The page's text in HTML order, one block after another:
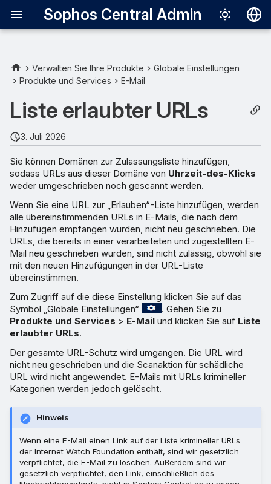
Sophos Central Admin
English
한국어
中文（繁體）
URLs hinzufügen
URLs löschen
Verwalten Sie Ihre Produkte
Globale Einstellungen
Produkte und Services
E-Mail
Liste erlaubter URLs
3. Juli 2026
Sie können Domänen zur Zulassungsliste hinzufügen,
sodass URLs aus dieser Domäne von Uhrzeit-des-Klicks
weder umgeschrieben noch gescannt werden.
Wenn Sie eine URL zur „Erlauben“-Liste hinzufügen, werden
alle übereinstimmenden URLs in E-Mails, die nach dem
Hinzufügen empfangen wurden, nicht neu geschrieben. Die
URLs, die bereits in einer verarbeiteten und zugestellten E-
Mail neu geschrieben wurden, sind nicht zulässig, obwohl sie
mit den neuen Hinzufügungen in der URL-Liste
übereinstimmen.
Zum Zugriff auf die diese Einstellung klicken Sie auf das
Symbol „Globale Einstellungen“
. Gehen Sie zu
Produkte und Services > E-Mail und klicken Sie auf Liste
erlaubter URLs.
Der gesamte URL-Schutz wird umgangen. Die URL wird
nicht neu geschrieben und die Scanaktion für schädliche
URL wird nicht angewendet. E-Mails mit URLs krimineller
Kategorien werden jedoch gelöscht.
Hinweis
Wenn eine E-Mail einen Link auf der Liste krimineller URLs
der Internet Watch Foundation enthält, sind wir gesetzlich
verpflichtet, die E-Mail zu löschen. Außerdem sind wir
gesetzlich verpflichtet, den Link, einschließlich des